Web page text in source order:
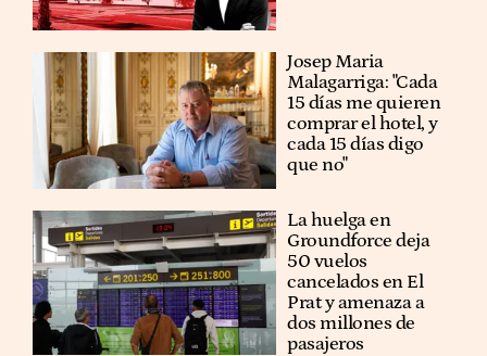
​​Josep Maria
Malagarriga: "Cada
15 días me quieren
comprar el hotel, y
cada 15 días digo
que no"
La huelga en
Groundforce deja
50 vuelos
cancelados en El
Prat y amenaza a
dos millones de
pasajeros